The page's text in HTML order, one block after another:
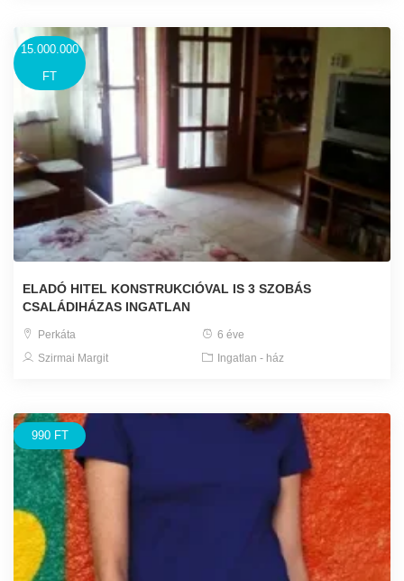
15.000.000
FT
ELADÓ HITEL KONSTRUKCIÓVAL IS 3 SZOBÁS
CSALÁDIHÁZAS INGATLAN
Perkáta
6 éve
Szirmai Margit
Ingatlan - ház
990 FT